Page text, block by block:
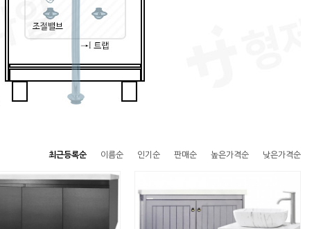
최근등록순 이름순 인기순 판매순 높은가격순 낮은가격순